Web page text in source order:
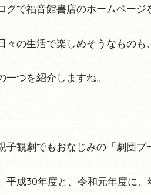
グで福音館書店のホームページ
々の生活で楽しめそうなものも
一つを紹介しますね。
子観劇でもおなじみの「劇団プ
平成30年度と、令和元年度に、